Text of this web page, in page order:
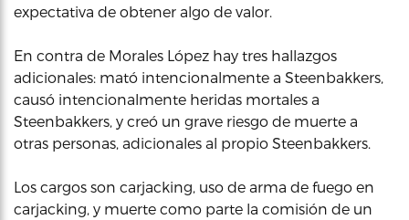
expectativa de obtener algo de valor.
En contra de Morales López hay tres hallazgos
adicionales: mató intencionalmente a Steenbakkers,
causó intencionalmente heridas mortales a
Steenbakkers, y creó un grave riesgo de muerte a
otras personas, adicionales al propio Steenbakkers.
Los cargos son carjacking, uso de arma de fuego en
carjacking, y muerte como parte la comisión de un